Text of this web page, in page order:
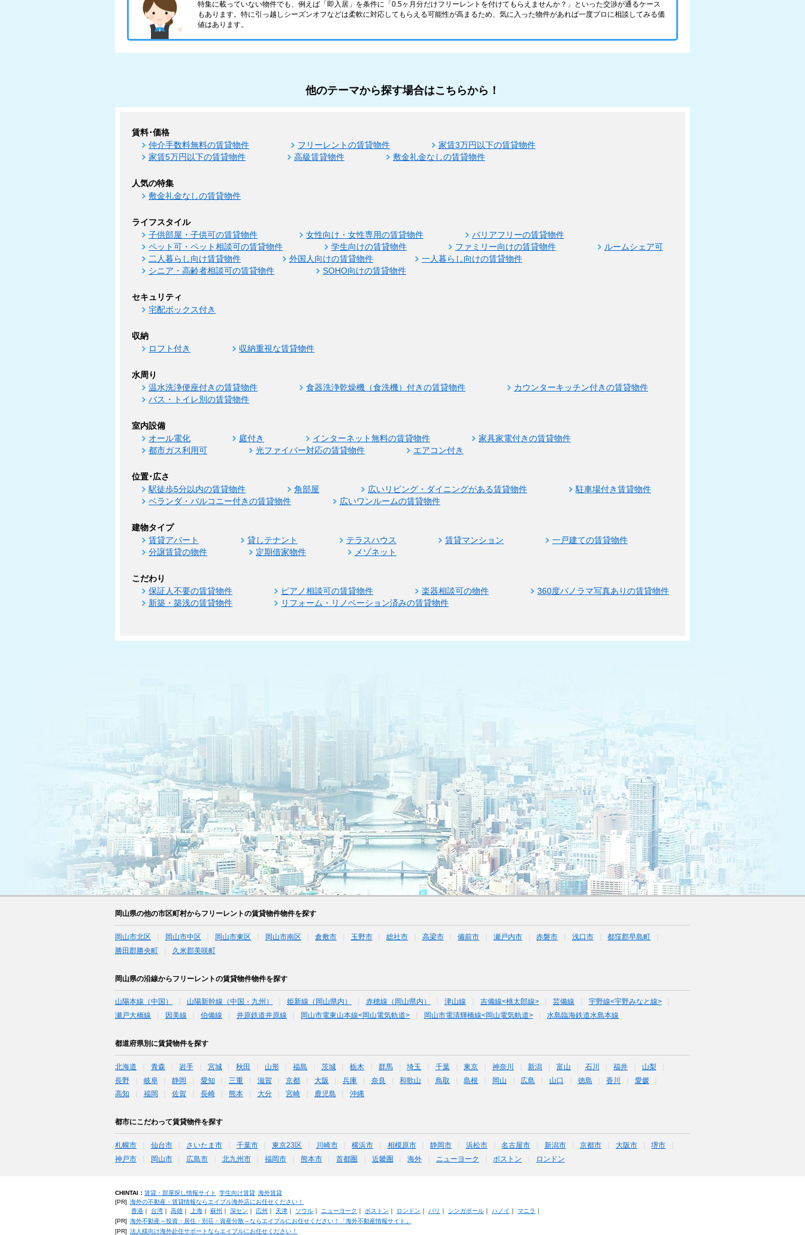
特集に載っていない物件でも、例えば「即入居」を条件に「0.5ヶ月分だけフリーレントを付けてもらえませんか？」といった交渉が通るケース
もあります。特に引っ越しシーズンオフなどは柔軟に対応してもらえる可能性が高まるため、気に入った物件があれば一度プロに相談してみる価
値はあります。
他のテーマから探す場合はこちらから！
賃料･価格
仲介手数料無料の賃貸物件 フリーレントの賃貸物件
家賃3万円以下の賃貸物件
家賃5万円以下の賃貸物件
高級賃貸物件 敷金礼金なしの賃貸物件
人気の特集
敷金礼金なしの賃貸物件
ライフスタイル
子供部屋・子供可の賃貸物件 女性向け・女性専用の賃貸物件
バリアフリーの賃貸物件
ペット可・ペット相談可の賃貸物件
学生向けの賃貸物件 ファミリー向けの賃貸物件
ルームシェア可
二人暮らし向け賃貸物件
外国人向けの賃貸物件
一人暮らし向けの賃貸物件
シニア・高齢者相談可の賃貸物件
SOHO向けの賃貸物件
セキュリティ
宅配ボックス付き
収納
ロフト付き 収納重視な賃貸物件
水周り
温水洗浄便座付きの賃貸物件 食器洗浄乾燥機（食洗機）付きの賃貸物件
カウンターキッチン付きの賃貸物件
バス・トイレ別の賃貸物件
室内設備
オール電化 庭付き インターネット無料の賃貸物件
家具家電付きの賃貸物件
都市ガス利用可
光ファイバー対応の賃貸物件 エアコン付き
位置･広さ
駅徒歩5分以内の賃貸物件 角部屋 広いリビング・ダイニングがある賃貸物件
駐車場付き賃貸物件
ベランダ・バルコニー付きの賃貸物件
広いワンルームの賃貸物件
建物タイプ
賃貸アパート 貸しテナント テラスハウス 賃貸マンション
一戸建ての賃貸物件
分譲賃貸の物件
定期借家物件 メゾネット
こだわり
保証人不要の賃貸物件 ピアノ相談可の賃貸物件 楽器相談可の物件
360度パノラマ写真ありの賃貸物件
新築・築浅の賃貸物件
リフォーム・リノベーション済みの賃貸物件
岡山県の他の市区町村からフリーレントの賃貸物件物件を探す
岡山市北区 岡山市中区 岡山市東区 岡山市南区 倉敷市 玉野市 総社市 高梁市 備前市 瀬戸内市 赤磐市 浅口市
都窪郡早島町
勝田郡勝央町
久米郡美咲町
岡山県の沿線からフリーレントの賃貸物件物件を探す
山陽本線（中国） 山陽新幹線（中国・九州） 姫新線（岡山県内） 赤穂線（岡山県内） 津山線 吉備線<桃太郎線> 芸備線
宇野線<宇野みなと線>
瀬戸大橋線
因美線 伯備線 井原鉄道井原線 岡山市電東山本線<岡山電気軌道> 岡山市電清輝橋線<岡山電気軌道> 水島臨海鉄道水島本線
都道府県別に賃貸物件を探す
北海道 青森 岩手 宮城 秋田 山形 福島 茨城 栃木 群馬 埼玉 千葉 東京 神奈川 新潟 富山 石川 福井
山梨
長野
岐阜 静岡 愛知 三重 滋賀 京都 大阪 兵庫 奈良 和歌山 鳥取 島根 岡山 広島 山口 徳島 香川
愛媛
高知
福岡 佐賀 長崎 熊本 大分 宮崎 鹿児島 沖縄
都市にこだわって賃貸物件を探す
札幌市 仙台市 さいたま市 千葉市 東京23区 川崎市 横浜市 相模原市 静岡市 浜松市 名古屋市 新潟市 京都市 大阪市
堺市
神戸市
岡山市 広島市 北九州市 福岡市 熊本市 首都圏 近畿圏 海外 ニューヨーク ボストン ロンドン
CHINTAI： 賃貸・部屋探し情報サイト 学生向け賃貸 海外賃貸
[PR] 海外の不動産・賃貸情報ならエイブル海外店にお任せください！
香港｜ 台湾｜ 高雄｜ 上海｜ 蘇州 ｜ 深セン ｜ 広州 ｜ 天津｜ ソウル｜ ニューヨーク ｜ ボストン ｜ ロンドン ｜ パリ ｜ シンガポール｜ ハノイ ｜ マニラ ｜
[PR] 海外不動産～投資・居住・別荘・資産分散～ならエイブルにお任せください！「海外不動産情報サイト」
[PR] 法人様向け海外赴任サポートならエイブルにお任せください！